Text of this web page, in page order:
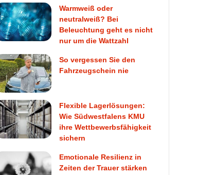
Warmweiß oder
neutralweiß? Bei
Beleuchtung geht es nicht
nur um die Wattzahl
So vergessen Sie den
Fahrzeugschein nie
Flexible Lagerlösungen:
Wie Südwestfalens KMU
ihre Wettbewerbsfähigkeit
sichern
Emotionale Resilienz in
Zeiten der Trauer stärken